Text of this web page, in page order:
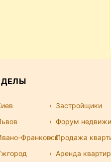
Франковск
Застройщики
Форум
Продажа
Аренда квартир